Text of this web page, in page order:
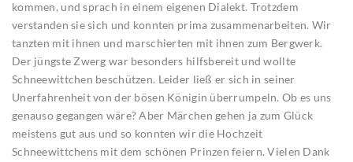
kommen, und sprach in einem eigenen Dialekt. Trotzdem
verstanden sie sich und konnten prima zusammenarbeiten. Wir
tanzten mit ihnen und marschierten mit ihnen zum Bergwerk.
Der jüngste Zwerg war besonders hilfsbereit und wollte
Schneewittchen beschützen. Leider ließ er sich in seiner
Unerfahrenheit von der bösen Königin überrumpeln. Ob es uns
genauso gegangen wäre? Aber Märchen gehen ja zum Glück
meistens gut aus und so konnten wir die Hochzeit
Schneewittchens mit dem schönen Prinzen feiern. Vielen Dank